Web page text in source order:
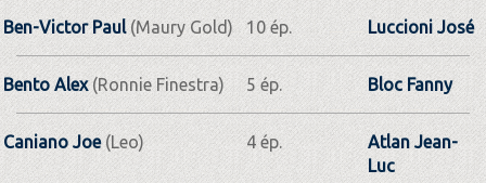
Ben-Victor Paul(Maury Gold) 10 ép. Luccioni José
Bento Alex(Ronnie Finestra) 5 ép. Bloc Fanny
Caniano Joe(Leo) 4 ép.
Atlan Jean-
Luc